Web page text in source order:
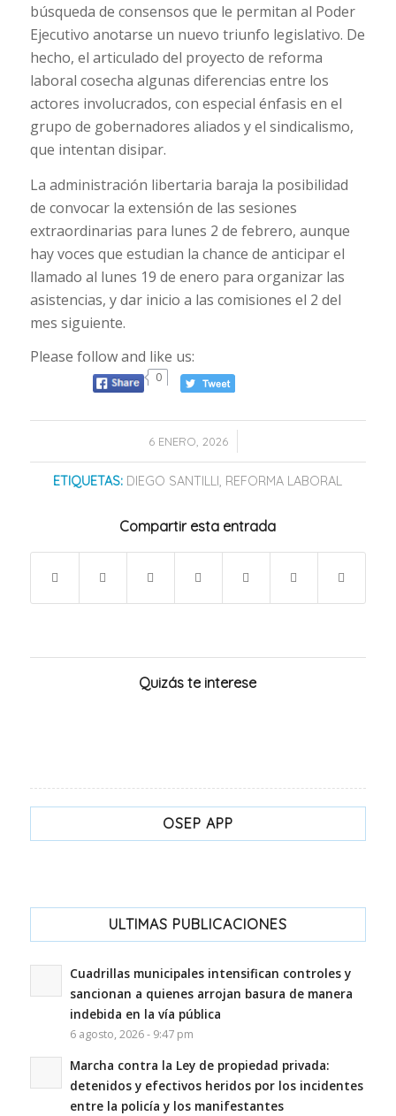
búsqueda de consensos que le permitan al Poder
Ejecutivo anotarse un nuevo triunfo legislativo. De
hecho, el articulado del proyecto de reforma
laboral cosecha algunas diferencias entre los
actores involucrados, con especial énfasis en el
grupo de gobernadores aliados y el sindicalismo,
que intentan disipar.
La administración libertaria baraja la posibilidad
de convocar la extensión de las sesiones
extraordinarias para lunes 2 de febrero, aunque
hay voces que estudian la chance de anticipar el
llamado al lunes 19 de enero para organizar las
asistencias, y dar inicio a las comisiones el 2 del
mes siguiente.
Please follow and like us:
0
6 ENERO, 2026
/
ETIQUETAS: DIEGO SANTILLI, REFORMA LABORAL
Compartir esta entrada
Quizás te interese
OSEP APP
ULTIMAS PUBLICACIONES
Cuadrillas municipales intensifican controles y
sancionan a quienes arrojan basura de manera
indebida en la vía pública
6 agosto, 2026 - 9:47 pm
Marcha contra la Ley de propiedad privada:
detenidos y efectivos heridos por los incidentes
entre la policía y los manifestantes